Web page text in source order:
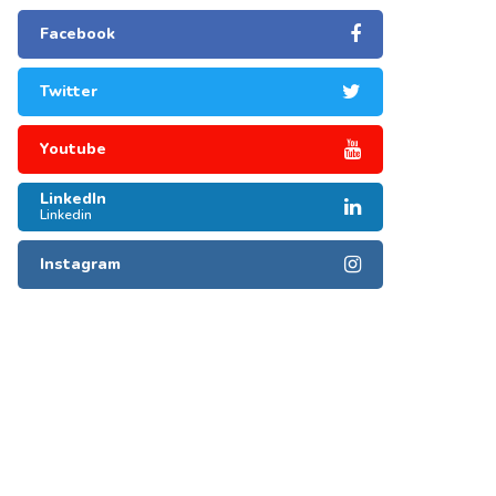
Facebook
Twitter
Youtube
LinkedIn
Linkedin
Instagram